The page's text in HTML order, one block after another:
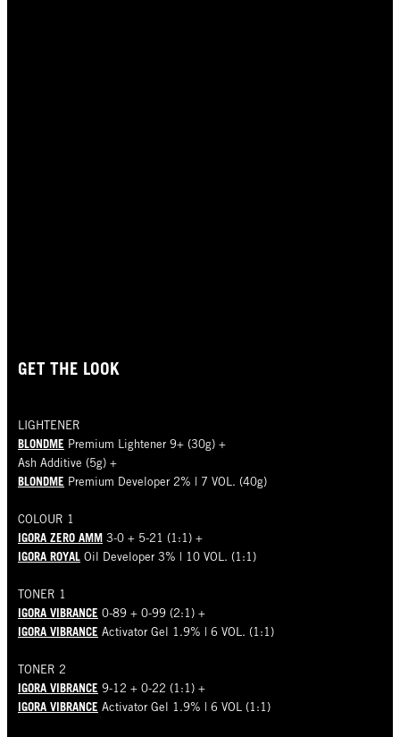
GET THE LOOK
LIGHTENER
BLONDME Premium Lightener 9+ (30g) +
Ash Additive (5g) +
BLONDME Premium Developer 2% | 7 VOL. (40g)
COLOUR 1
IGORA ZERO AMM 3-0 + 5-21 (1:1) +
IGORA ROYAL Oil Developer 3% | 10 VOL. (1:1)
TONER 1
IGORA VIBRANCE 0-89 + 0-99 (2:1) +
IGORA VIBRANCE Activator Gel 1.9% | 6 VOL. (1:1)
TONER 2
IGORA VIBRANCE 9-12 + 0-22 (1:1) +
IGORA VIBRANCE Activator Gel 1.9% | 6 VOL (1:1)